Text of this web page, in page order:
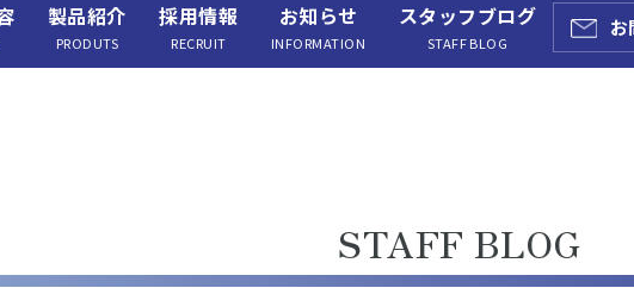
製品紹介
PRODUTS
採用情報
RECRUIT
お知らせ
INFORMATION
スタッフブログ
STAFF BLOG
お
STAFF BLOG